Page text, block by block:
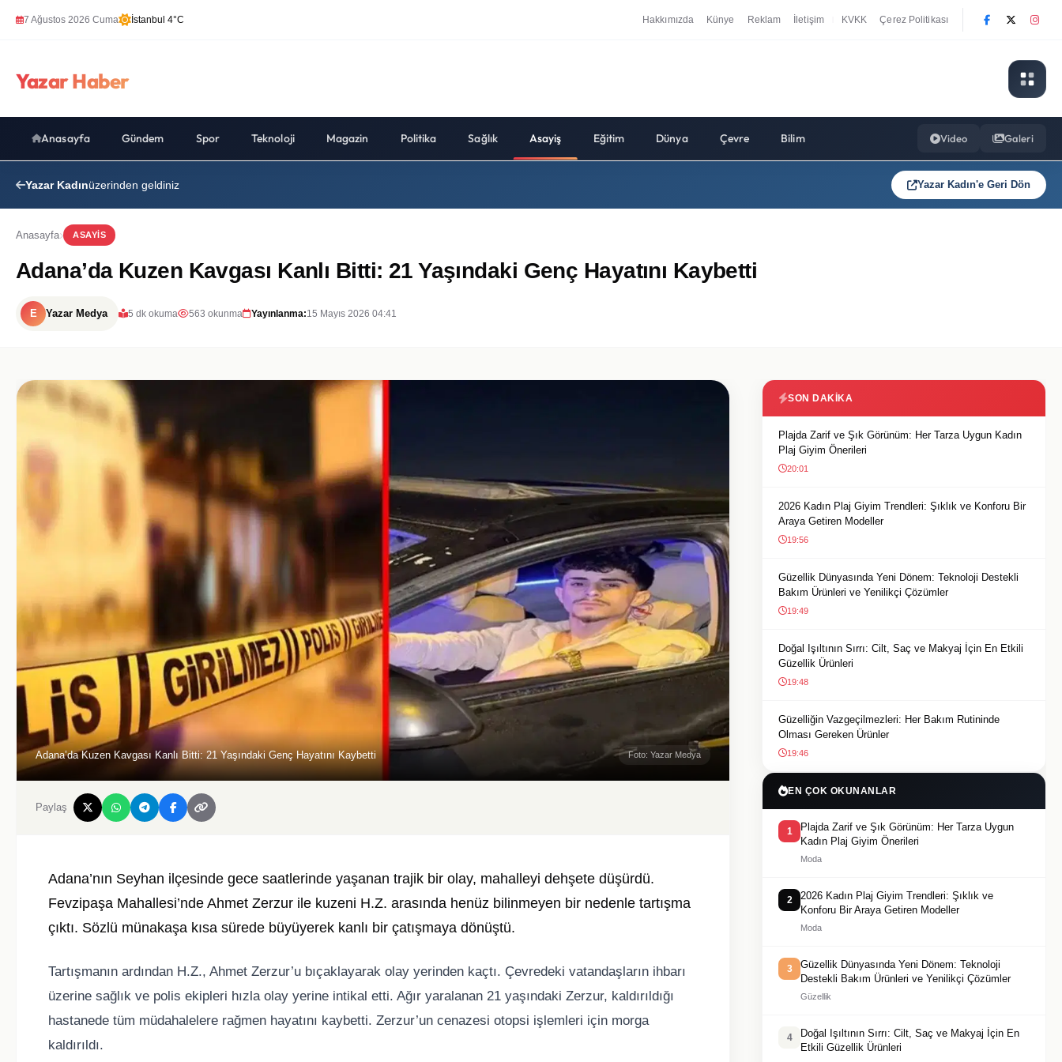
7 Ağustos 2026 Cuma İstanbul 4°C Hakkımızda Künye Reklam İletişim KVKK Çerez Politikası
Yazar Haber
Anasayfa Gündem Spor Teknoloji Magazin Politika Sağlık Asayiş Eğitim Dünya Çevre Bilim Video Galeri
Yazar Kadınüzerinden geldiniz Yazar Kadın'e Geri Dön
Anasayfa ASAYIS
Adana’da Kuzen Kavgası Kanlı Bitti: 21 Yaşındaki Genç Hayatını Kaybetti
E Yazar Medya 5 dk okuma 563 okunma Yayınlanma:15 Mayıs 2026 04:41
Adana’da Kuzen Kavgası Kanlı Bitti: 21 Yaşındaki Genç Hayatını Kaybetti Foto: Yazar Medya
Paylaş
Adana’nın Seyhan ilçesinde gece saatlerinde yaşanan trajik bir olay, mahalleyi dehşete düşürdü.
Fevzipaşa Mahallesi’nde Ahmet Zerzur ile kuzeni H.Z. arasında henüz bilinmeyen bir nedenle tartışma
çıktı. Sözlü münakaşa kısa sürede büyüyerek kanlı bir çatışmaya dönüştü.
Tartışmanın ardından H.Z., Ahmet Zerzur’u bıçaklayarak olay yerinden kaçtı. Çevredeki vatandaşların ihbarı
üzerine sağlık ve polis ekipleri hızla olay yerine intikal etti. Ağır yaralanan 21 yaşındaki Zerzur, kaldırıldığı
hastanede tüm müdahalelere rağmen hayatını kaybetti. Zerzur’un cenazesi otopsi işlemleri için morga
kaldırıldı.
SON DAKIKA
Plajda Zarif ve Şık Görünüm: Her Tarza Uygun Kadın
Plaj Giyim Önerileri
20:01
2026 Kadın Plaj Giyim Trendleri: Şıklık ve Konforu Bir
Araya Getiren Modeller
19:56
Güzellik Dünyasında Yeni Dönem: Teknoloji Destekli
Bakım Ürünleri ve Yenilikçi Çözümler
19:49
Doğal Işıltının Sırrı: Cilt, Saç ve Makyaj İçin En Etkili
Güzellik Ürünleri
19:48
Güzelliğin Vazgeçilmezleri: Her Bakım Rutininde
Olması Gereken Ürünler
19:46
EN ÇOK OKUNANLAR
1
Plajda Zarif ve Şık Görünüm: Her Tarza Uygun
Kadın Plaj Giyim Önerileri
Moda
2
2026 Kadın Plaj Giyim Trendleri: Şıklık ve
Konforu Bir Araya Getiren Modeller
Moda
3
Güzellik Dünyasında Yeni Dönem: Teknoloji
Destekli Bakım Ürünleri ve Yenilikçi Çözümler
Güzellik
4
Doğal Işıltının Sırrı: Cilt, Saç ve Makyaj İçin En
Etkili Güzellik Ürünleri